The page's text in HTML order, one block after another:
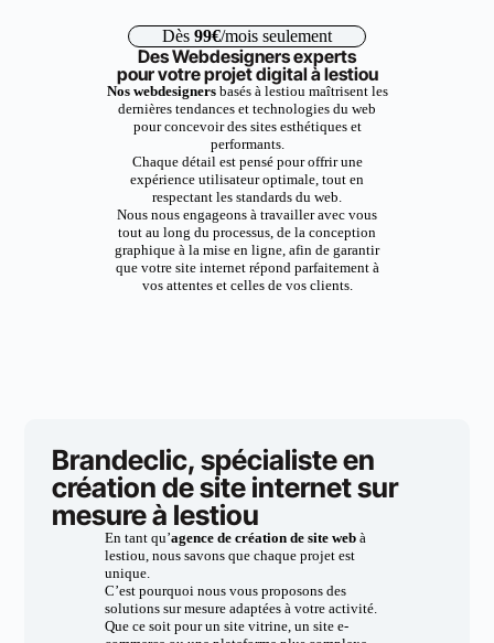
Dès 99€/mois seulement
Des Webdesigners experts
pour votre projet digital à lestiou
Nos webdesignersbasés à lestiou maîtrisent les
dernières tendances et technologies du web
pour concevoir des sites esthétiques et
performants.
Chaque détail est pensé pour offrir une
expérience utilisateur optimale, tout en
respectant les standards du web.
Nous nous engageons à travailler avec vous
tout au long du processus, de la conception
graphique à la mise en ligne, afin de garantir
que votre site internet répond parfaitement à
vos attentes et celles de vos clients.
Brandeclic, spécialiste en
création de site internet sur
mesure à lestiou
En tant qu’agence de création de site webà
lestiou, nous savons que chaque projet est
unique.
C’est pourquoi nous vous proposons des
solutions sur mesure adaptées à votre activité.
Que ce soit pour un site vitrine, un site e-